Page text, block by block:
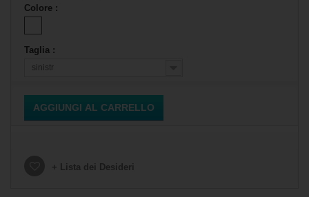
Colore :
Taglia :
sinistr
AGGIUNGI AL CARRELLO
+ Lista dei Desideri